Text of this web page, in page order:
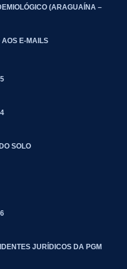
(ARAGUAÍNA –
E-MAILS
SOLO
JURÍDICOS DA PGM